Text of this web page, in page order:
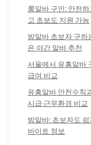
룸알바 구인: 안전
고 초보도 지원 가능
밤알바 초보자 구하
은 야간 알바 추천
서울에서 유흥알바
급여 비교
유흥알바 안전수칙
시급·근무환경 비교
밤알바: 초보자도
바이트 정보